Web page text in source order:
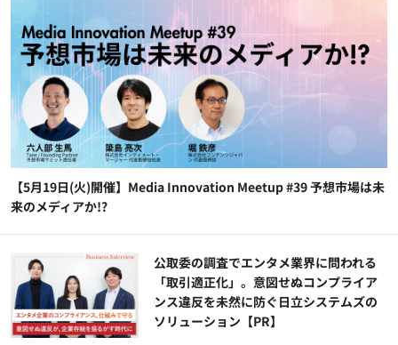
【5月19日(火)開催】Media Innovation Meetup #39 予想市場は未
来のメディアか!?
公​​取委の調査でエンタメ業界に問われる
「取引適正化」。意図せぬコンプライア
ンス違反を未然に防ぐ日立システムズの
ソリューション​【PR】